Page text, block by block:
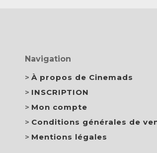
Navigation
À propos de Cinemads
INSCRIPTION
Mon compte
Conditions générales de
Mentions légales